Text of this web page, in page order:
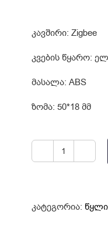
კავშირი: Zigbee
კვების წყარო:
მასალა: ABS
ზომა: 50*18 მმ
კატეგორია: